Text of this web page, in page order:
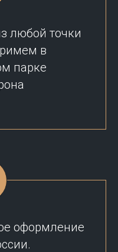
любой точки
в
парке
оформление